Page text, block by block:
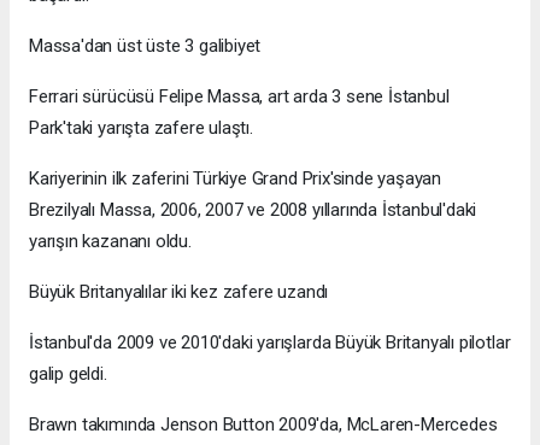
Massa'dan üst üste 3 galibiyet
Ferrari sürücüsü Felipe Massa, art arda 3 sene İstanbul
Park'taki yarışta zafere ulaştı.
Kariyerinin ilk zaferini Türkiye Grand Prix'sinde yaşayan
Brezilyalı Massa, 2006, 2007 ve 2008 yıllarında İstanbul'daki
yarışın kazananı oldu.
Büyük Britanyalılar iki kez zafere uzandı
İstanbul'da 2009 ve 2010'daki yarışlarda Büyük Britanyalı pilotlar
galip geldi.
Brawn takımında Jenson Button 2009'da, McLaren-Mercedes